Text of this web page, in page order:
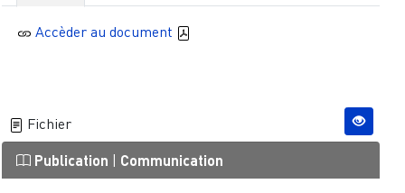
Accèder au document
Fichier
Publication Communication